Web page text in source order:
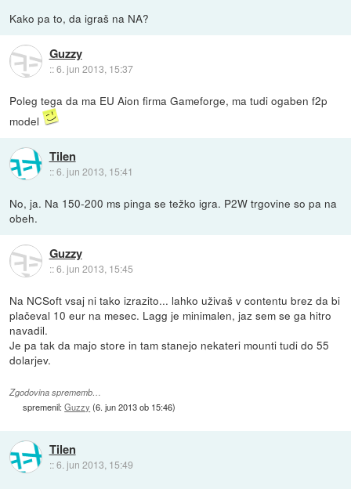
Kako pa to, da igraš na NA?
Guzzy
::6. jun 2013, 15:37
Poleg tega da ma EU Aion firma Gameforge, ma tudi ogaben f2p
model
Tilen
::6. jun 2013, 15:41
No, ja. Na 150-200 ms pinga se težko igra. P2W trgovine so pa na
obeh.
Guzzy
::6. jun 2013, 15:45
Na NCSoft vsaj ni tako izrazito... lahko uživaš v contentu brez da bi
plačeval 10 eur na mesec. Lagg je minimalen, jaz sem se ga hitro
navadil.
Je pa tak da majo store in tam stanejo nekateri mounti tudi do 55
dolarjev.
Zgodovina sprememb…
spremenil:Guzzy (6. jun 2013 ob 15:46)
Tilen
::6. jun 2013, 15:49